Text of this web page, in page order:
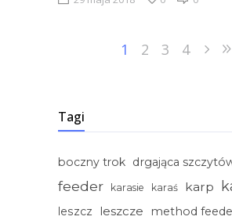
1 2 3 4
Tagi
boczny trok drgająca
feeder karasie karaś karp
leszcz leszcze
method